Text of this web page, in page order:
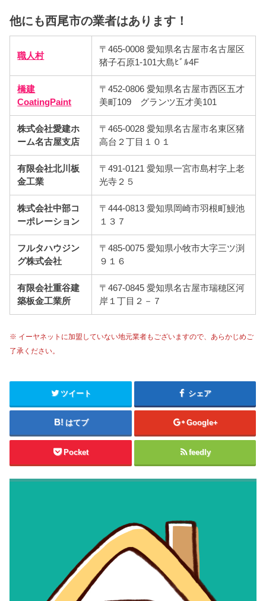
他にも西尾市の業者はあります！
職人村
〒465-0008 愛知県名古屋市名古屋区
猪子石原1-101大島ﾋﾞﾙ4F
橋建
CoatingPaint
〒452-0806 愛知県名古屋市西区五才
美町109 グランツ五才美101
株式会社愛建ホ
ーム名古屋支店
〒465-0028 愛知県名古屋市名東区猪
高台２丁目１０１
有限会社北川板
金工業
〒491-0121 愛知県一宮市島村字上老
光寺２５
株式会社中部コ
ーポレーション
〒444-0813 愛知県岡崎市羽根町鰻池
１３７
フルタハウジン
グ株式会社
〒485-0075 愛知県小牧市大字三ツ渕
９１６
有限会社重谷建
築板金工業所
〒467-0845 愛知県名古屋市瑞穂区河
岸１丁目２－７
※ イーヤネットに加盟していない地元業者もございますので、あらかじめご
了承ください。
ツイート シェア
はてブ Google+
Pocket feedly